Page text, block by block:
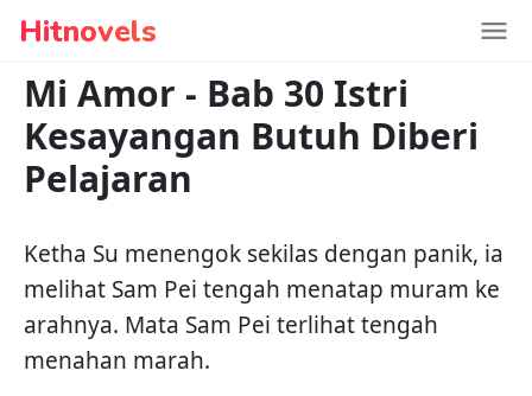
Hitnovels
Mi Amor - Bab 30 Istri
Kesayangan Butuh Diberi
Pelajaran
Ketha Su menengok sekilas dengan panik, ia
melihat Sam Pei tengah menatap muram ke
arahnya. Mata Sam Pei terlihat tengah
menahan marah.